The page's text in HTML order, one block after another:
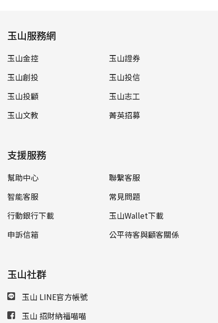
玉山服務網
玉山金控
玉山證券
玉山創投
玉山投信
玉山投顧
玉山志工
玉山文教
菁英招募
支援服務
幫助中心
聯繫客服
智能客服
常見問題
行動銀行下載
玉山Wallet下載
申訴信箱
公平待客與顧客關係
玉山社群
玉山 LINE官方帳號
玉山 招財納福喵喵